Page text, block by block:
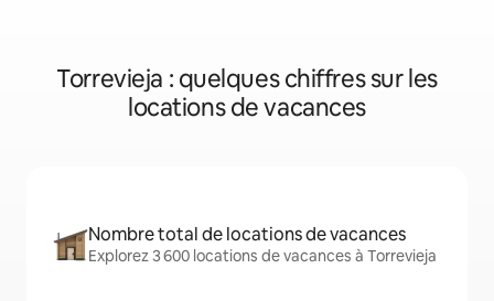
Torrevieja : quelques chiffres sur les
locations de vacances
Nombre total de locations de vacances
Explorez 3 600 locations de vacances à Torrevieja